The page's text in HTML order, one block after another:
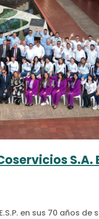
S.A.
en sus 70 años